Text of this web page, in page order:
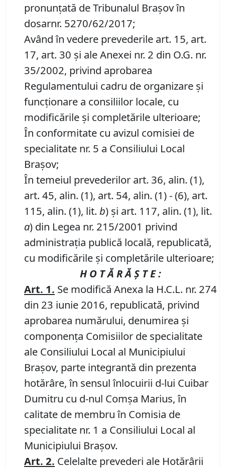
pronunţată de Tribunalul Braşov în
dosarnr. 5270/62/2017;
Având în vedere prevederile art. 15, art.
17, art. 30 şi ale Anexei nr. 2 din O.G. nr.
35/2002, privind aprobarea
Regulamentului cadru de organizare şi
funcţionare a consiliilor locale, cu
modificările şi completările ulterioare;
În conformitate cu avizul comisiei de
specialitate nr. 5 a Consiliului Local
Braşov;
În temeiul prevederilor art. 36, alin. (1),
art. 45, alin. (1), art. 54, alin. (1) - (6), art.
115, alin. (1), lit. b) şi art. 117, alin. (1), lit.
a) din Legea nr. 215/2001 privind
administraţia publică locală, republicată,
cu modificările şi completările ulterioare;
H O T Ă R Ă Ş T E :
Art. 1. Se modifică Anexa la H.C.L. nr. 274
din 23 iunie 2016, republicată, privind
aprobarea numărului, denumirea şi
componenţa Comisiilor de specialitate
ale Consiliului Local al Municipiului
Braşov, parte integrantă din prezenta
hotărâre, în sensul înlocuirii d-lui Cuibar
Dumitru cu d-nul Comşa Marius, în
calitate de membru în Comisia de
specialitate nr. 1 a Consiliului Local al
Municipiului Braşov.
Art. 2. Celelalte prevederi ale Hotărârii